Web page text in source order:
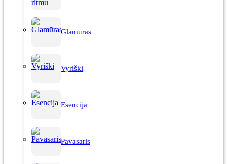
Glamūras
Vyriški
Esencija
Pavasaris